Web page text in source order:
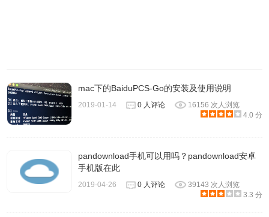
mac下的BaiduPCS-Go的安装及使用说明
2019-01-14 0 人评论
16156 次人浏览
4.0 分
pandownload手机可以用吗？pandownload安卓
手机版在此
2019-04-26 0 人评论
39143 次人浏览
3.3 分